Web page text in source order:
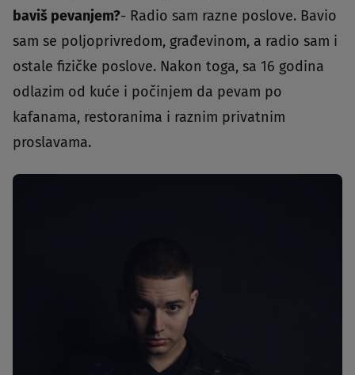
baviš pevanjem?- Radio sam razne poslove. Bavio
sam se poljoprivredom, građevinom, a radio sam i
ostale fizičke poslove. Nakon toga, sa 16 godina
odlazim od kuće i počinjem da pevam po
kafanama, restoranima i raznim privatnim
proslavama.